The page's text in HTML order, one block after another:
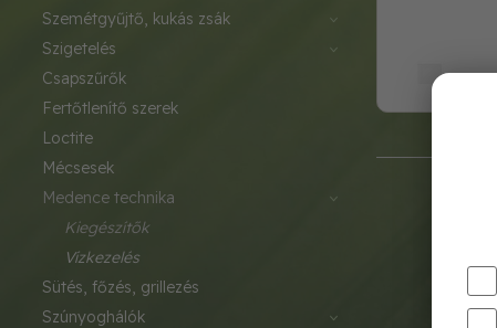
szemétgyűjtő, kukás zsák
szigetelés
csapszűrők
fertőtlenítő szerek
loctite
mécsesek
medence technika
kiegészítők
vízkezelés
sütés, főzés, grillezés
szúnyoghálók